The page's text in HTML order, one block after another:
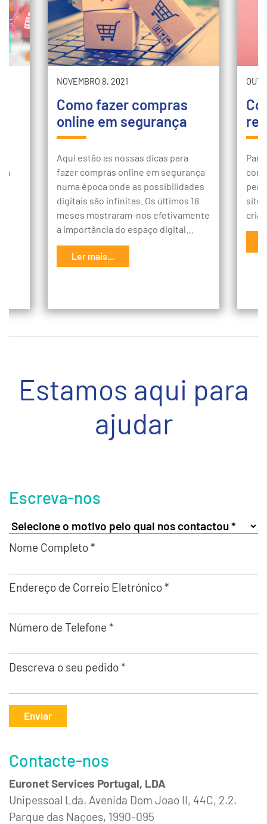
NOVEMBRO 8, 2021
Como fazer compras
online em segurança
Aqui estão as nossas dicas para
fazer compras online em segurança
numa época onde as possibilidades
digitais são infinitas. Os últimos 18
meses mostraram-nos efetivamente
a importância do espaço digital…
Ler mais...
com
criar
Estamos aqui para
ajudar
Escreva-nos
Nome Completo *
Endereço de Correio Eletrónico *
Número de Telefone *
Descreva o seu pedido *
Enviar
Contacte-nos
Euronet Services Portugal, LDA
Unipessoal Lda. Avenida Dom Joao II, 44C, 2.2.
Parque das Naçoes, 1990-095